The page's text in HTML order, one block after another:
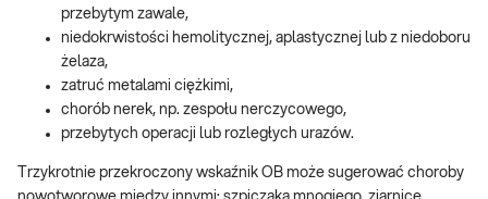
przebytym zawale,
niedokrwistości hemolitycznej, aplastycznej lub z niedoboru
żelaza,
zatruć metalami ciężkimi,
chorób nerek, np. zespołu nerczycowego,
przebytych operacji lub rozległych urazów.
Trzykrotnie przekroczony wskaźnik OB może sugerować choroby